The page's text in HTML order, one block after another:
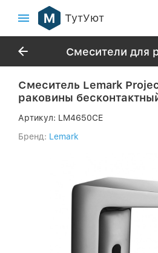
ТутУют
Смесители для
Смеситель Lemark
раковины
Артикул: LM4650CE
Бренд: Lemark